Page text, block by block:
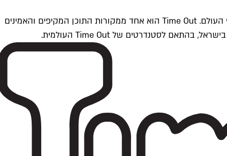
Time Outתל אביב הוא חלק מרשת Time Out Global — רשת מדיה בינלאומית הפועלת ב-360 ערים מרכזיות וב-60 מדינות ברחבי העולם. Time Out הוא אחד ממקורות התוכן המקיפים והאמינים